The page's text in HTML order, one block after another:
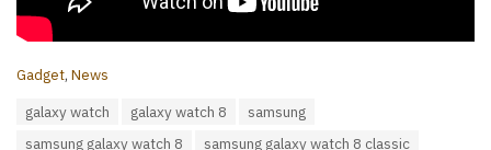
C
Gadget, News
galaxy watch galaxy watch 8
samsung
samsung galaxy watch 8
samsung galaxy watch 8 classic